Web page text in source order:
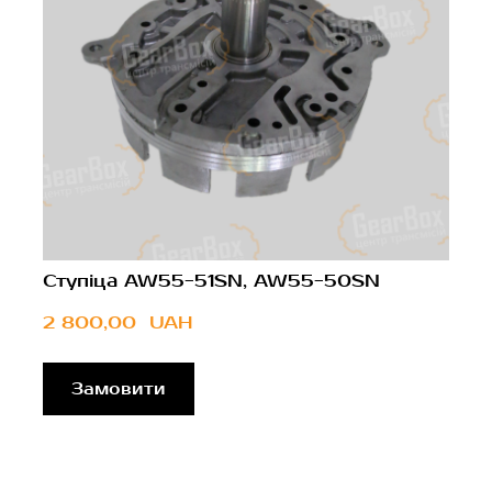
Ступіца AW55-51SN, AW55-50SN
2 800,00  UAH
Замовити